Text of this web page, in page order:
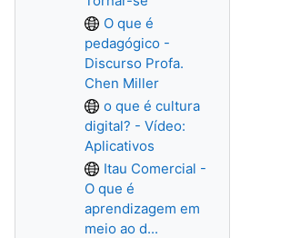
O que é
pedagógico -
Discurso Profa.
Chen Miller
o que é cultura
digital? - Vídeo:
Aplicativos
Itau Comercial -
O que é
aprendizagem em
meio ao d...